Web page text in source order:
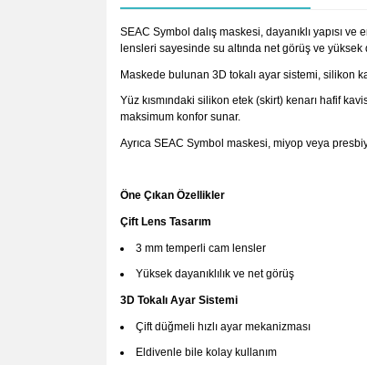
SEAC Symbol dalış maskesi, dayanıklı yapısı
lensleri sayesinde su altında net görüş ve yüksek
Maskede bulunan 3D tokalı ayar sistemi, silikon
Yüz kısmındaki silikon etek (skirt) kenarı hafif
maksimum konfor sunar.
Ayrıca SEAC Symbol maskesi, miyop veya
Öne Çıkan Özellikler
Çift Lens Tasarım
3 mm temperli cam lensler
Yüksek dayanıklılık ve net görüş
3D Tokalı Ayar Sistemi
Çift düğmeli hızlı ayar mekanizması
Eldivenle bile kolay kullanım